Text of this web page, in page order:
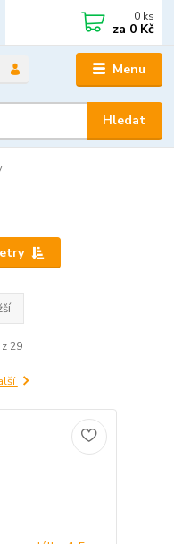
Menu
Hledat
0 ks
za 0 Kč
29